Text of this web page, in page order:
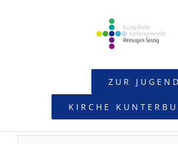
ZUR JUGEND
KIRCHE